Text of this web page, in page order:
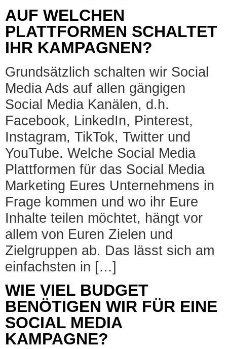
AUF WELCHEN
PLATTFORMEN SCHALTET
IHR KAMPAGNEN?
Grundsätzlich schalten wir Social
Media Ads auf allen gängigen
Social Media Kanälen, d.h.
Facebook, LinkedIn, Pinterest,
Instagram, TikTok, Twitter und
YouTube. Welche Social Media
Plattformen für das Social Media
Marketing Eures Unternehmens in
Frage kommen und wo ihr Eure
Inhalte teilen möchtet, hängt vor
allem von Euren Zielen und
Zielgruppen ab. Das lässt sich am
einfachsten in […]
WIE VIEL BUDGET
BENÖTIGEN WIR FÜR EINE
SOCIAL MEDIA
KAMPAGNE?